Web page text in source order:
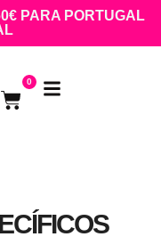
PARA PORTUGAL
0